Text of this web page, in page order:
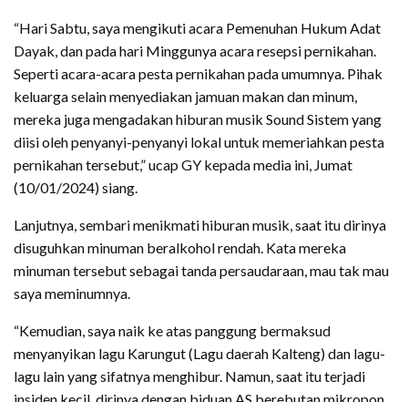
“Hari Sabtu, saya mengikuti acara Pemenuhan Hukum Adat
Dayak, dan pada hari Minggunya acara resepsi pernikahan.
Seperti acara-acara pesta pernikahan pada umumnya. Pihak
keluarga selain menyediakan jamuan makan dan minum,
mereka juga mengadakan hiburan musik Sound Sistem yang
diisi oleh penyanyi-penyanyi lokal untuk memeriahkan pesta
pernikahan tersebut,” ucap GY kepada media ini, Jumat
(10/01/2024) siang.
Lanjutnya, sembari menikmati hiburan musik, saat itu dirinya
disuguhkan minuman beralkohol rendah. Kata mereka
minuman tersebut sebagai tanda persaudaraan, mau tak mau
saya meminumnya.
“Kemudian, saya naik ke atas panggung bermaksud
menyanyikan lagu Karungut (Lagu daerah Kalteng) dan lagu-
lagu lain yang sifatnya menghibur. Namun, saat itu terjadi